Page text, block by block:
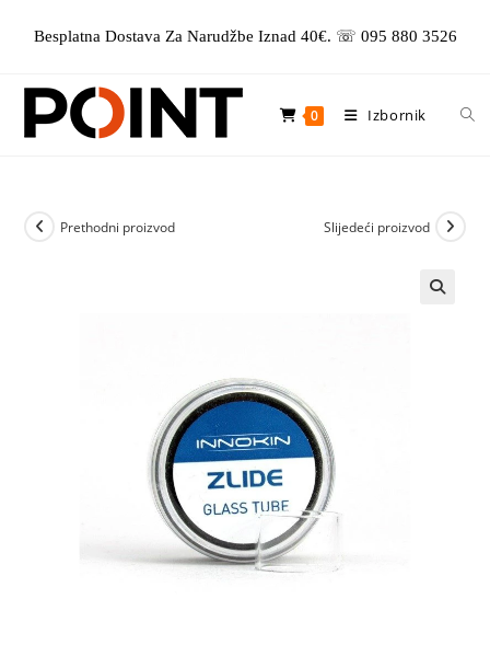
Besplatna Dostava Za Narudžbe Iznad 40€. ☏ 095 880 3526
0 Izbornik
Prethodni proizvod Slijedeći proizvod